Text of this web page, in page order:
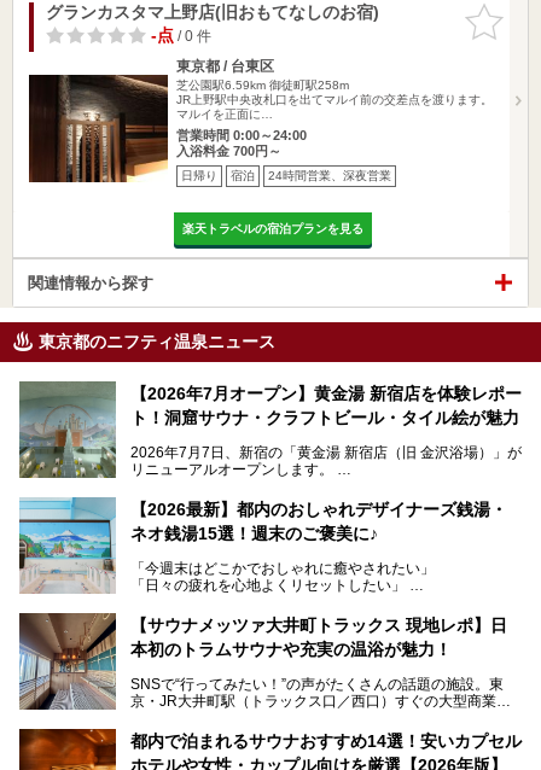
お気に入
りに追加
グランカスタマ上野店(旧おもてなしのお宿)
-点/ 0 件
東京都 / 台東区
芝公園駅6.59km 御徒町駅258m
JR上野駅中央改札口を出てマルイ前の交差点を渡ります。
マルイを正面に…
営業時間 0:00～24:00
入浴料金 700円～
日帰り 宿泊 24時間営業、深夜営業
楽天トラベルの宿泊プランを見る
関連情報から探す
東京都のニフティ温泉ニュース
【2026年7月オープン】黄金湯 新宿店を体験レポー
ト！洞窟サウナ・クラフトビール・タイル絵が魅力
2026年7月7日、新宿の「黄金湯 新宿店（旧 金沢浴場）」が
リニューアルオープンします。
レトロでノスタルジックなタイル絵はそのまま、昔からここ
を知る地元の人にも、新しく足を運んでくれる人にも愛され
る、今の時代の"銭湯"として生まれ変わりました。洞窟のよ
ビアバーなど、新しく登場したスポットも併せて紹介しま
す。充実した設備があるのに、基本の入浴料が銭湯価格の5
【2026最新】都内のおしゃれデザイナーズ銭湯・
ネオ銭湯15選！週末のご褒美に♪
「今週末はどこかでおしゃれに癒やされたい」
「日々の疲れを心地よくリセットしたい」
となっている新しいスタイルの銭湯です。
最近、SNSやメディアで「デザイナーズ銭湯」や「ネオ銭
本記事では、そもそもこれらがどんな銭湯なのか、その気に
いおしゃれな名店15選を、おすすめの順番で一挙にご紹介
します。
【サウナメッツァ大井町トラックス 現地レポ】日
本初のトラムサウナや充実の温浴が魅力！
SNSで“行ってみたい！”の声がたくさんの話題の施設。東
京・JR大井町駅（トラックス口／西口）すぐの大型商業施
ツァ大井町トラックス」がニューオープン。施設の様子をレ
ポ―トします。
都内で泊まれるサウナおすすめ14選！安いカプセル
ホテルや女性・カップル向けを厳選【2026年版】